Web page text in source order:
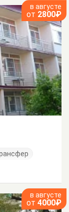
в августе
от 2800₽
в августе
от 4000₽